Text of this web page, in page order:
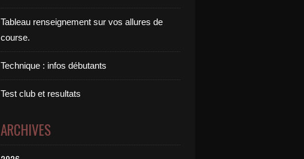
Tableau renseignement sur vos allures de
course.
Technique : infos débutants
Test club et resultats
ARCHIVES